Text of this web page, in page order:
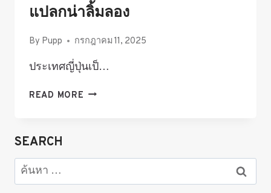
แปลกน่าลิ้มลอง
By Pupp กรกฎาคม 11, 2025
ประเทศญี่ปุ่นเป็…
READ MORE 50
อร่อย
SEARCH
ค้นหา
สำหรับ: